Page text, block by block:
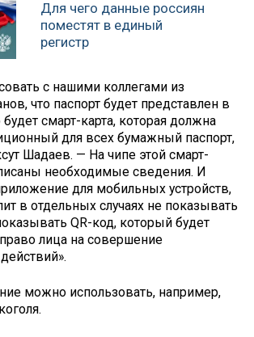
Для чего данные россиян
поместят в единый
регистр
с нашими коллегами из
что паспорт будет представлен в
будет смарт-карта, которая должна
для всех бумажный паспорт,
Шадаев. — На чипе этой смарт-
необходимые сведения. И
для мобильных устройств,
в отдельных случаях не показывать
QR-код, который будет
лица на совершение
можно использовать, например,